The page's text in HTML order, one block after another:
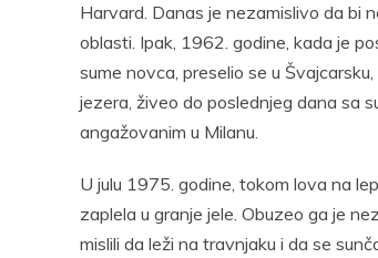
Harvard. Danas je nezamislivo da bi
oblasti. Ipak, 1962. godine, kada je
sume novca, preselio se u
jezera, živeo do poslednjeg dana sa
angažovanim u Milanu.
U julu 1975. godine, tokom lova na
zaplela u granje jele. Obuzeo ga je
mislili da leži na travnjaku i da se